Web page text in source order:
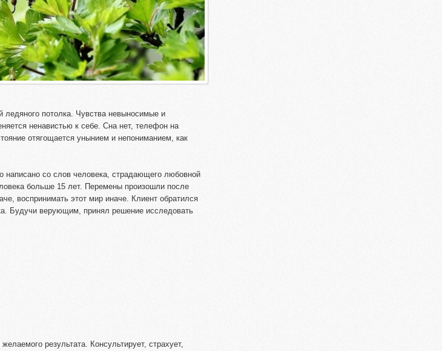
потолка. Чувства невыносимые и
ненавистью к себе. Сна нет, телефон на
отягощается унынием и непониманием, как
написано со слов человека, страдающего любовной
больше 15 лет. Перемены произошли после
воспринимать этот мир иначе. Клиент обратился
Будучи верующим, принял решение исследовать
результата. Консультирует, страхует,